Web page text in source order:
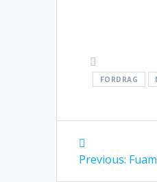
FORDRAG
Post
Previous: